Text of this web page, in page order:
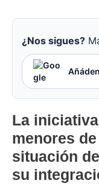
¿Nos sigues?
La
menores
situación
su